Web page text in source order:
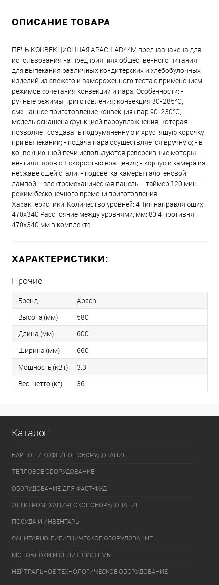
ОПИСАНИЕ ТОВАРА
ПЕЧЬ КОНВЕКЦИОННАЯ APACH AD44M предназначена для
использования на предприятиях общественного питания
для выпекания различных кондитерских и хлебобулочных
изделий из свежего и замороженного теста с применением
режимов сочетания конвекции и пара. Особенности: -
ручные режимы приготовления: конвекция 30-285°С,
смешанное приготовление конвекция+пар 90-230°С; -
модель оснащена функцией пароувлажнения, которая
позволяет создавать подрумяненную и хрустящую корочку
при выпекании; - подача пара осуществляется вручную; - в
конвекционной печи используются реверсивные моторы
вентиляторов с 1 скоростью вращения; - корпус и камера из
нержавеющей стали; - подсветка камеры галогеновой
лампой; - электромеханическая панель; - таймер 120 мин; -
режим бесконечного времени приготовления.
Характеристики: Количество уровней: 4 Тип направляющих:
470х340 Расстояние между уровнями, мм: 80 4 противня
470х340 мм в комплекте.
ХАРАКТЕРИСТИКИ:
Прочие
Бренд
Apach
Высота (мм)
580
Длина (мм)
600
Ширина (мм)
660
Мощность (кВт)
3.3
Вес-нетто (кг)
36
Каталог
БАРНОЕ И КОФЕЙНОЕ ОБОРУДОВАНИЕ
ТЕПЛОВОЕ ОБОРУДОВАНИЕ
ОБОРУДОВАНИЕ ДЛЯ ФАСТ-ФУД
ЭЛЕКТРОМЕХАНИЧЕСКОЕ ОБОРУДОВАНИЕ
ПОСУДА И ИНВЕНТАРЬ
САНИТАРНО-ГИГИЕНИЧЕСКОЕ ОБОРУДОВАНИЕ
МОНОБЛОКИ И СПЛИТ-СИСТЕМЫ
НЕЙТРАЛЬНОЕ ТЕХНОЛОГИЧЕСКОЕ ОБОРУДОВАНИЕ